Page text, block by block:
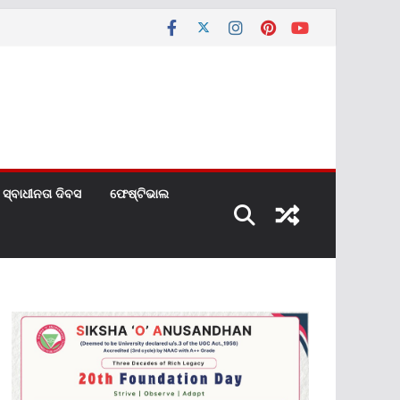
ସ୍ବାଧୀନତା ଦିବସ ଫେଷ୍ଟିଭାଲ